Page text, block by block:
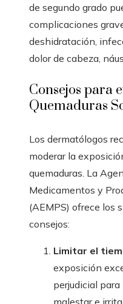
de segundo grado
complicaciones
deshidratación,
dolor de cabeza,
Consejos para
Quemaduras
Los dermatólogos
moderar la
quemaduras. La
Medicamentos y
(AEMPS) ofrece los
consejos:
Limitar el
exposición
perjudicial
malestar e